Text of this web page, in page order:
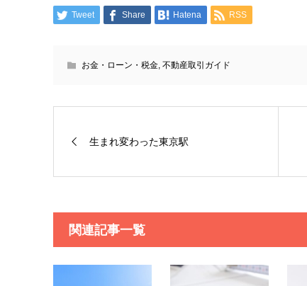
Tweet Share Hatena RSS
お金・ローン・税金, 不動産取引ガイド
生まれ変わった東京駅
関連記事一覧